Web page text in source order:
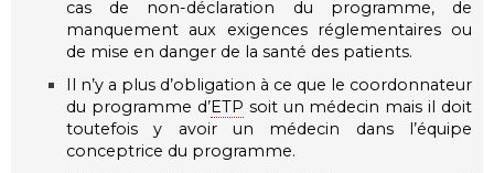
cas de non-déclaration du programme, de
manquement aux exigences réglementaires ou
de mise en danger de la santé des patients.
Il n’y a plus d’obligation à ce que le coordonnateur
du programme d’ETP soit un médecin mais il doit
toutefois y avoir un médecin dans l’équipe
conceptrice du programme.